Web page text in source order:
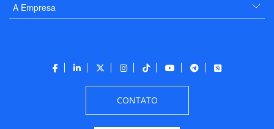
A Empresa
CONTATO